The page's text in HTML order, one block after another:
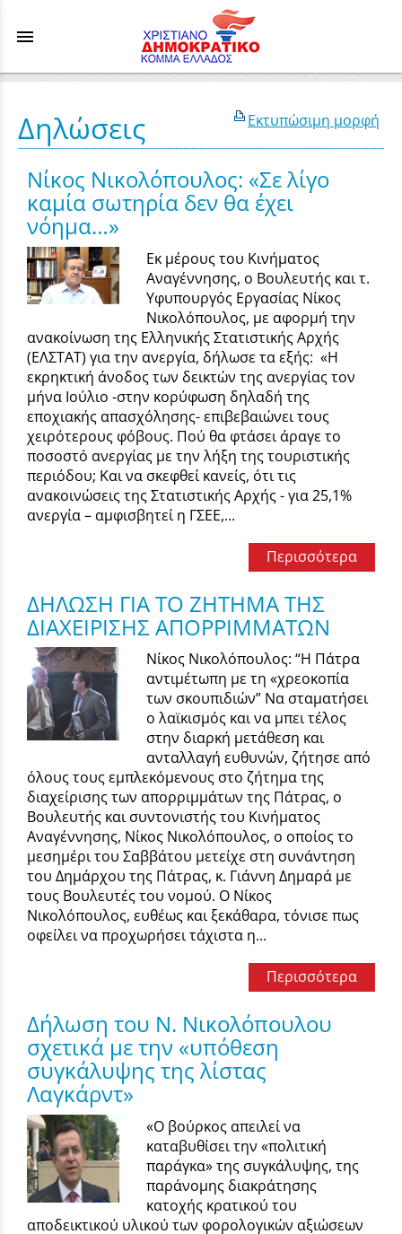
menu
Εκτυπώσιμη μορφή
Δηλώσεις
Νίκος Νικολόπουλος: «Σε λίγο
καμία σωτηρία δεν θα έχει
νόημα…»
Εκ μέρους του Κινήματος
Αναγέννησης, ο Βουλευτής και τ.
Υφυπουργός Εργασίας Νίκος
Νικολόπουλος, με αφορμή την
ανακοίνωση της Ελληνικής Στατιστικής Αρχής
(ΕΛΣΤΑΤ) για την ανεργία, δήλωσε τα εξής: «Η
εκρηκτική άνοδος των δεικτών της ανεργίας τον
μήνα Ιούλιο -στην κορύφωση δηλαδή της
εποχιακής απασχόλησης- επιβεβαιώνει τους
χειρότερους φόβους. Πού θα φτάσει άραγε το
ποσοστό ανεργίας με την λήξη της τουριστικής
περιόδου; Και να σκεφθεί κανείς, ότι τις
ανακοινώσεις της Στατιστικής Αρχής - για 25,1%
ανεργία – αμφισβητεί η ΓΣΕΕ,...
Περισσότερα
ΔΗΛΩΣΗ ΓΙΑ ΤΟ ΖΗΤΗΜΑ ΤΗΣ
ΔΙΑΧΕΙΡΙΣΗΣ ΑΠΟΡΡΙΜΜΑΤΩΝ
Νίκος Νικολόπουλος: “Η Πάτρα
αντιμέτωπη με τη «χρεοκοπία
των σκουπιδιών” Να σταματήσει
ο λαϊκισμός και να μπει τέλος
στην διαρκή μετάθεση και
ανταλλαγή ευθυνών, ζήτησε από
όλους τους εμπλεκόμενους στο ζήτημα της
διαχείρισης των απορριμμάτων της Πάτρας, ο
Βουλευτής και συντονιστής του Κινήματος
Αναγέννησης, Νίκος Νικολόπουλος, ο οποίος το
μεσημέρι του Σαββάτου μετείχε στη συνάντηση
του Δημάρχου της Πάτρας, κ. Γιάννη Δημαρά με
τους Βουλευτές του νομού. Ο Νίκος
Νικολόπουλος, ευθέως και ξεκάθαρα, τόνισε πως
οφείλει να προχωρήσει τάχιστα η...
Περισσότερα
Δήλωση του Ν. Νικολόπουλου
σχετικά με την «υπόθεση
συγκάλυψης της λίστας
Λαγκάρντ»
«Ο βούρκος απειλεί να
καταβυθίσει την «πολιτική
παράγκα» της συγκάλυψης, της
παράνομης διακράτησης
κατοχής κρατικού του
αποδεικτικού υλικού των φορολογικών αξιώσεων